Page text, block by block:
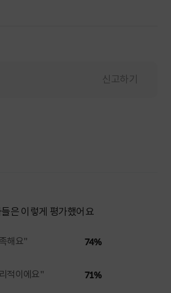
신고하기
은 이렇게 평가했어요
해요" 74%
적이에요" 71%